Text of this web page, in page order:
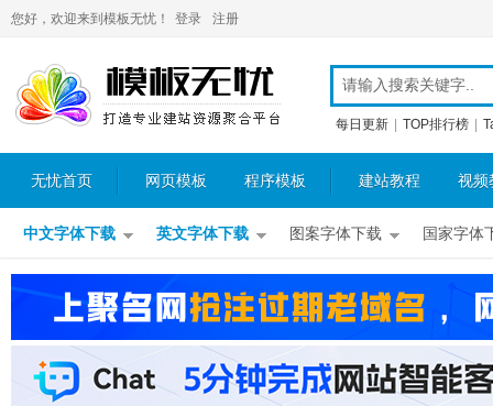
您好，欢迎来到模板无忧！ 登录 注册
每日更新 TOP排行榜
无忧首页 网页模板 程序模板 建站教程 视频
中文字体下载 英文字体下载 图案字体下载 国家字体